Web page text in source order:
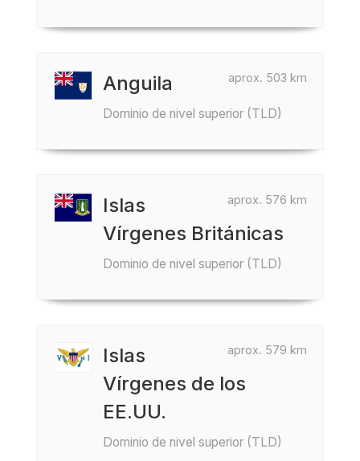
aprox. 503 km
Anguila
Dominio de nivel superior (TLD)
aprox. 576 km
Islas
Vírgenes Británicas
Dominio de nivel superior (TLD)
aprox. 579 km
Islas
Vírgenes de los
EE.UU.
Dominio de nivel superior (TLD)